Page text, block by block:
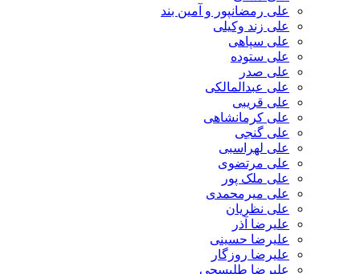
علی رمضانپور و آمین بند
علی زند وکیلی
علی سپاهی
علی ستوده
علی صدر
علی عبدالمالکی
علی قریبی
علی کرمانشاهی
علی گنجی
علی لهراسبی
علی مرتضوی
علی ملک پور
علی میرمحمدی
علی نظریان
علیرضا آذر
علیرضا حسینی
علیرضا روزگار
علیرضا طلیسچی